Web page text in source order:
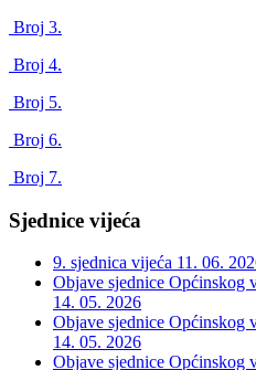
Broj 3.
Broj 4.
Broj 5.
Broj 6.
Broj 7.
Sjednice vijeća
9. sjednica vijeća 11. 06.
Objave sjednice Općinskog
14. 05. 2026
Objave sjednice Općinskog
14. 05. 2026
Objave sjednice Općinskog